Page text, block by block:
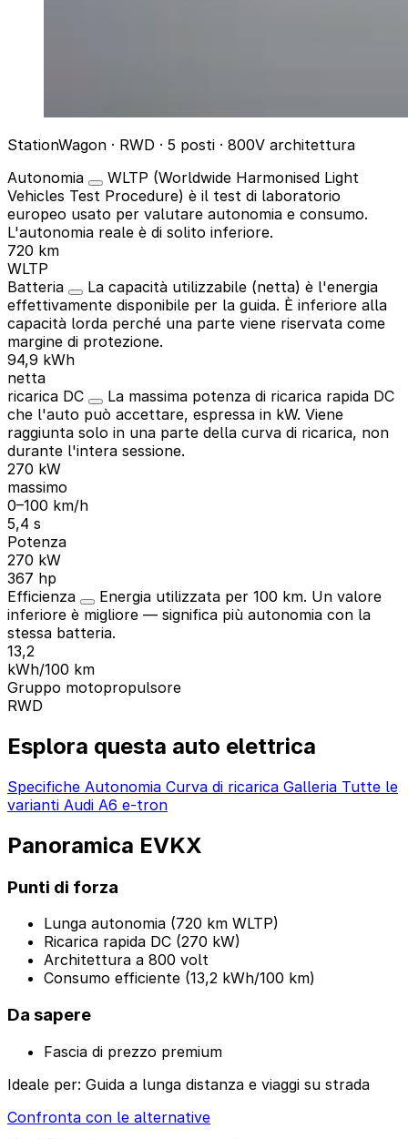
StationWagon · RWD · 5 posti · 800V architettura
Autonomia
WLTP (Worldwide Harmonised Light
Vehicles Test Procedure) è il test di laboratorio
europeo usato per valutare autonomia e consumo.
L'autonomia reale è di solito inferiore.
720 km
WLTP
Batteria
La capacità utilizzabile (netta) è l'energia
effettivamente disponibile per la guida. È inferiore alla
capacità lorda perché una parte viene riservata come
margine di protezione.
94,9 kWh
netta
ricarica DC
La massima potenza di ricarica rapida DC
che l'auto può accettare, espressa in kW. Viene
raggiunta solo in una parte della curva di ricarica, non
durante l'intera sessione.
270 kW
massimo
0–100 km/h
5,4 s
Potenza
270 kW
367 hp
Efficienza
Energia utilizzata per 100 km. Un valore
inferiore è migliore — significa più autonomia con la
stessa batteria.
13,2
kWh/100 km
Gruppo motopropulsore
RWD
Esplora questa auto elettrica
Specifiche Autonomia Curva di ricarica Galleria Tutte le
varianti Audi A6 e-tron
Panoramica EVKX
Punti di forza
Lunga autonomia (720 km WLTP)
Ricarica rapida DC (270 kW)
Architettura a 800 volt
Consumo efficiente (13,2 kWh/100 km)
Da sapere
Fascia di prezzo premium
Ideale per: Guida a lunga distanza e viaggi su strada
Confronta con le alternative